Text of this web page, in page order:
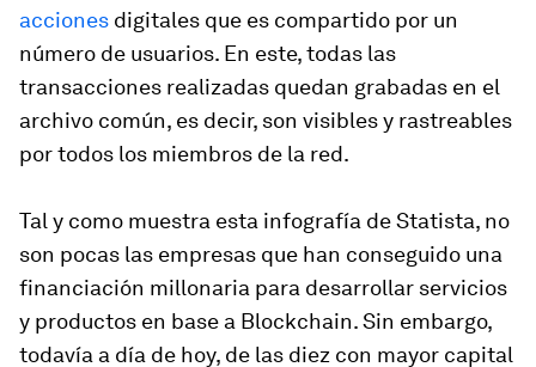
acciones digitales que es compartido por un
número de usuarios. En este, todas las
transacciones realizadas quedan grabadas en el
archivo común, es decir, son visibles y rastreables
por todos los miembros de la red.
Tal y como muestra esta infografía de Statista, no
son pocas las empresas que han conseguido una
financiación millonaria para desarrollar servicios
y productos en base a Blockchain. Sin embargo,
todavía a día de hoy, de las diez con mayor capital